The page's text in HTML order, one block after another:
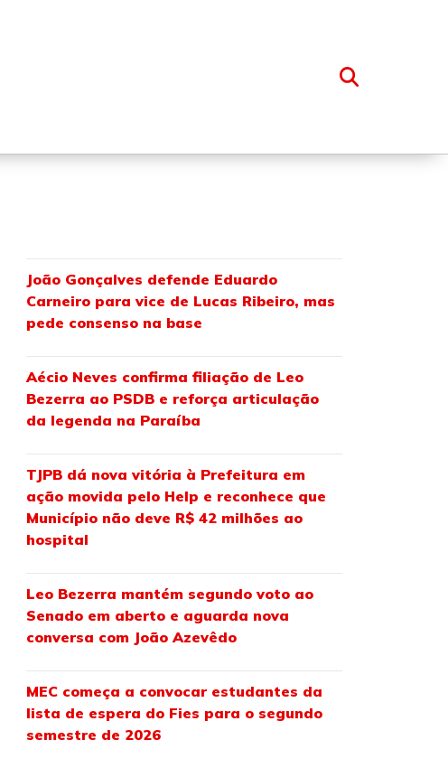
João Gonçalves defende Eduardo
Carneiro para vice de Lucas Ribeiro, mas
pede consenso na base
Aécio Neves confirma filiação de Leo
Bezerra ao PSDB e reforça articulação
da legenda na Paraíba
TJPB dá nova vitória à Prefeitura em
ação movida pelo Help e reconhece que
Município não deve R$ 42 milhões ao
hospital
Leo Bezerra mantém segundo voto ao
Senado em aberto e aguarda nova
conversa com João Azevêdo
MEC começa a convocar estudantes da
lista de espera do Fies para o segundo
semestre de 2026